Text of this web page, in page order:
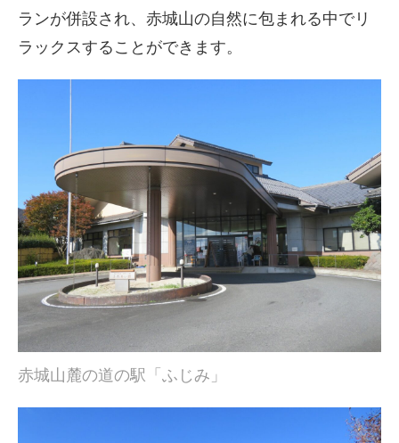
ランが併設され、赤城山の自然に包まれる中でリ
ラックスすることができます。
赤城山麓の道の駅「ふじみ」